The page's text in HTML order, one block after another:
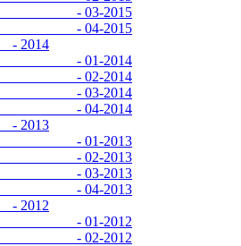
03-2015
04-2015
01-2014
02-2014
03-2014
04-2014
01-2013
02-2013
03-2013
04-2013
01-2012
02-2012